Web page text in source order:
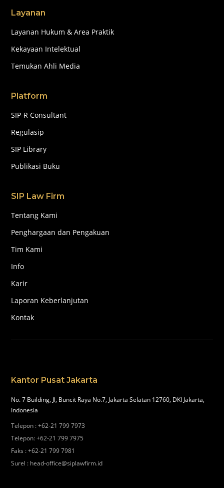
Layanan
Layanan Hukum & Area Praktik
Kekayaan Intelektual
Temukan Ahli Media
Platform
SIP-R Consultant
Regulasip
SIP Library
Publikasi Buku
SIP Law Firm
Tentang Kami
Penghargaan dan Pengakuan
Tim Kami
Info
Karir
Laporan Keberlanjutan
Kontak
Kantor Pusat Jakarta
No. 7 Building, Jl, Buncit Raya No.7, Jakarta Selatan 12760, DKI Jakarta,
Indonesia
Telepon :+62-21 799 7973
Telepon:+62-21 799 7975
Faks :+62-21 799 7981
Surel : head-office@siplawfirm.id